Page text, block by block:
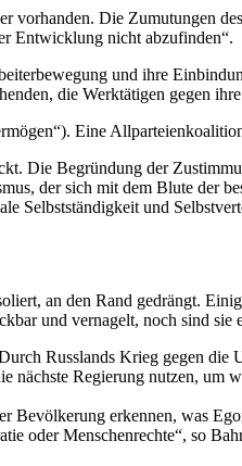
vorhanden. Die Zumutungen
Entwicklung nicht abzufinden“.
und ihre
die Werktätigen gegen
Eine
Die Begründung der
der sich mit dem Blute der
Selbstständigkeit und
an den Rand gedrängt.
und vernagelt, noch sind sie
Russlands Krieg gegen
Regierung nutzen, um
erkennen, was
oder Menschenrechte“, so